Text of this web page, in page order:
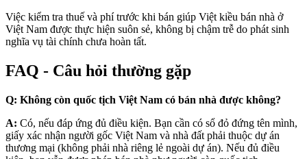
Việc kiểm tra thuế và phí trước khi bán giúp Việt kiều bán nhà ở
Việt Nam được thực hiện suôn sẻ, không bị chậm trễ do phát sinh
nghĩa vụ tài chính chưa hoàn tất.
FAQ - Câu hỏi thường gặp
Q: Không còn quốc tịch Việt Nam có bán nhà được không?
A: Có, nếu đáp ứng đủ điều kiện. Bạn cần có sổ đỏ đứng tên mình,
giấy xác nhận người gốc Việt Nam và nhà đất phải thuộc dự án
thương mại (không phải nhà riêng lẻ ngoài dự án). Nếu đủ điều